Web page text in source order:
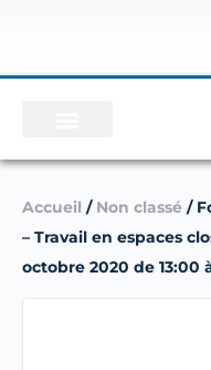
Accueil / Non classé /
– Travail en espaces
octobre 2020 de 13:00